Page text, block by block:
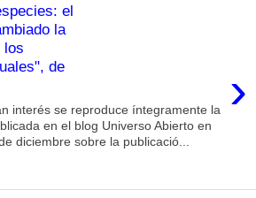
el
la
los
de
›
interés se reproduce íntegramente la
en el blog Universo Abierto en
diciembre sobre la publicació...